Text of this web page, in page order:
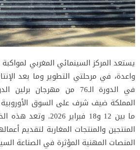
يستعد المركز السينمائي المغربي
واعدة، في مرحلتي التطوير وما بعد
في الدورة الـ76 من مهرجان
المملكة ضيف شرف على السوق الأوروبية
ما بين 12 و18 فبراير
المنتجين والمنتجات المغاربة لتقديم
المنصات المهنية المؤثرة في الصناعة